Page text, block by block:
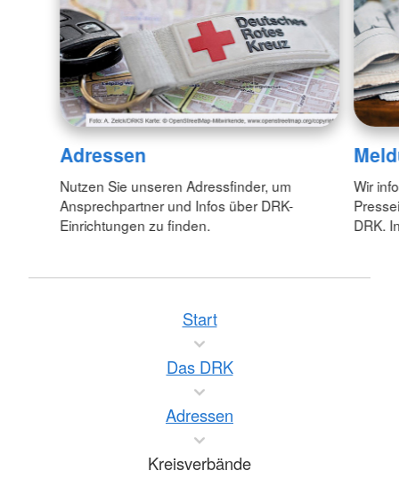
Adressen
Nutzen Sie unseren Adressfinder, um
Ansprechpartner und Infos über DRK-
Einrichtungen zu finden.
Wir
DRK.
Start
Das DRK
Adressen
Kreisverbände